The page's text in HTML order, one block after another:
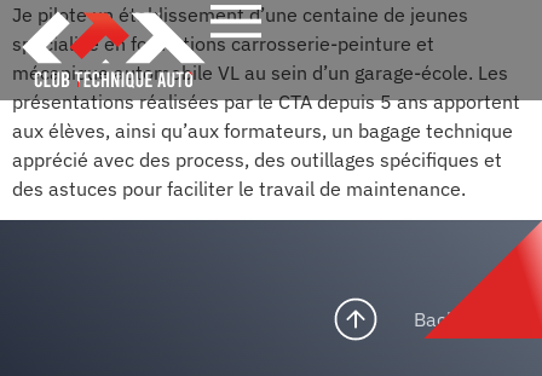
Je pilote un établissement d’une centaine de jeunes
spécialisé en formations carrosserie-peinture et
mécanique automobile VL au sein d’un garage-école. Les
présentations réalisées par le CTA depuis 5 ans apportent
aux élèves, ainsi qu’aux formateurs, un bagage technique
apprécié avec des process, des outillages spécifiques et
des astuces pour faciliter le travail de maintenance.
Back to top